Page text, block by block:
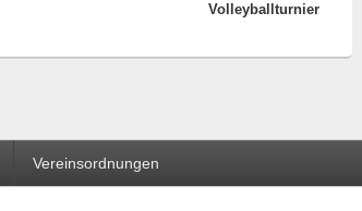
Beitrag:
Volleyballturnier
Vereinsordnungen